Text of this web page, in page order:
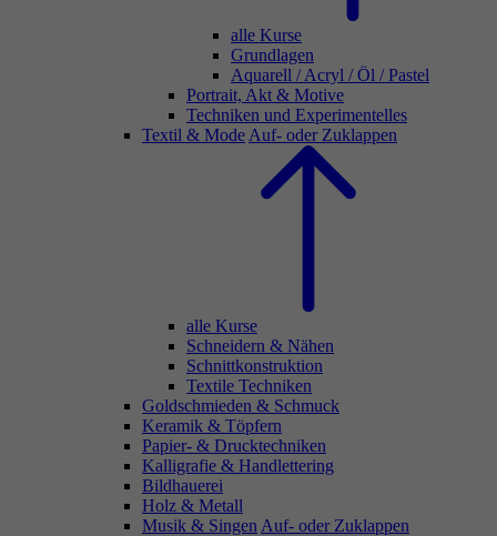
alle Kurse
Grundlagen
Aquarell / Acryl / Öl / Pastel
Portrait, Akt & Motive
Techniken und Experimentelles
Textil & Mode Auf- oder Zuklappen
alle Kurse
Schneidern & Nähen
Schnittkonstruktion
Textile Techniken
Goldschmieden & Schmuck
Keramik & Töpfern
Papier- & Drucktechniken
Kalligrafie & Handlettering
Bildhauerei
Holz & Metall
Musik & Singen Auf- oder Zuklappen